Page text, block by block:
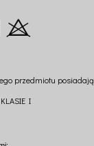
przedmiotu posiadają
I